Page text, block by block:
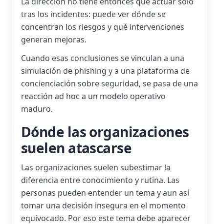
tras los incidentes: puede ver dónde se
concentran los riesgos y qué intervenciones
generan mejoras.
Cuando esas conclusiones se vinculan a una
simulación de phishing y a una plataforma de
concienciación sobre seguridad, se pasa de una
reacción ad hoc a un modelo operativo
maduro.
Dónde las organizaciones
suelen atascarse
Las organizaciones suelen subestimar la
diferencia entre conocimiento y rutina. Las
personas pueden entender un tema y aun así
tomar una decisión insegura en el momento
equivocado. Por eso este tema debe aparecer